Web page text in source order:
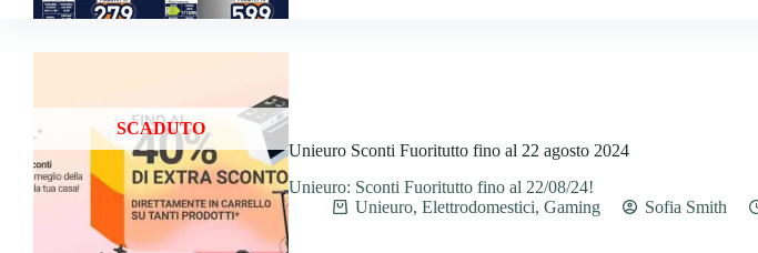
SCADUTO
Unieuro Sconti Fuoritutto fino al 22 agosto 2024
Unieuro: Sconti Fuoritutto fino al 22/08/24!
Unieuro, Elettrodomestici, Gaming Sofia Smith